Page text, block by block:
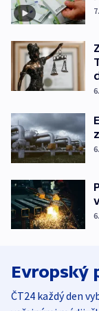
Evropský
ČT24 každý den